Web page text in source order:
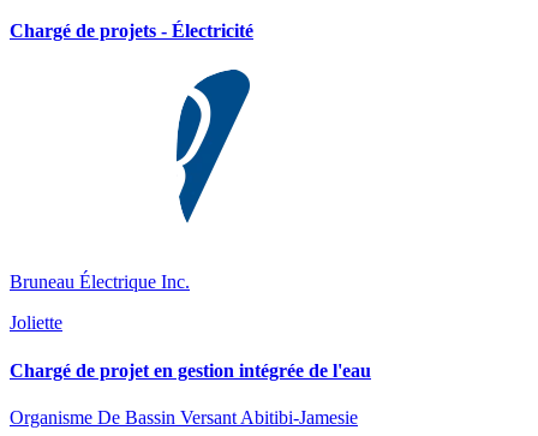
Chargé de projets - Électricité
Bruneau Électrique Inc.
Joliette
Chargé de projet en gestion intégrée de l'eau
Organisme De Bassin Versant Abitibi-Jamesie